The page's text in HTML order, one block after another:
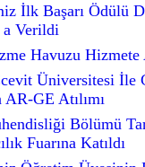
İlk Başarı Ödülü
Verildi
Havuzu Hizmete
Üniversitesi İle
AR-GE Atılımı
Bölümü
Fuarına Katıldı